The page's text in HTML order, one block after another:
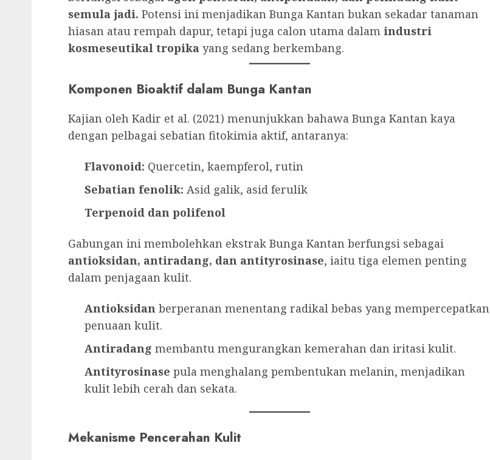
semula jadi. Potensi ini menjadikan Bunga Kantan bukan sekadar tanaman
hiasan atau rempah dapur, tetapi juga calon utama dalam industri
kosmeseutikal tropika yang sedang berkembang.
Komponen Bioaktif dalam Bunga Kantan
Kajian oleh Kadir et al. (2021) menunjukkan bahawa Bunga Kantan kaya
dengan pelbagai sebatian fitokimia aktif, antaranya:
Flavonoid: Quercetin, kaempferol, rutin
Sebatian fenolik: Asid galik, asid ferulik
Terpenoid dan polifenol
Gabungan ini membolehkan ekstrak Bunga Kantan berfungsi sebagai
antioksidan, antiradang, dan antityrosinase, iaitu tiga elemen penting
dalam penjagaan kulit.
Antioksidan berperanan menentang radikal bebas yang mempercepatkan
penuaan kulit.
Antiradang membantu mengurangkan kemerahan dan iritasi kulit.
Antityrosinase pula menghalang pembentukan melanin, menjadikan
kulit lebih cerah dan sekata.
Mekanisme Pencerahan Kulit